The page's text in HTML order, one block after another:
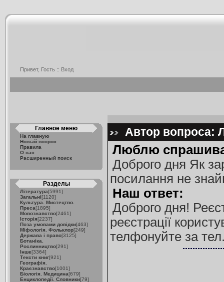
Привет, Гость :: Вход
Главное меню
На главную
Новый вопрос
Правила
О нас
Расширенный поиск
Разделы
Література[5991]
Загальні[1120]
Культура. Мистецтво.
Преса[1895]
Мовознавство[2461]
Історія[2237]
Поза умовами довідки[463]
Міфологія. Фольклор[249]
Держава і право[3125]
Ботаніка.
Рослинництво[291]
Інше[3364]
Тексти книг[921]
Географія.
Краєзнавство[1001]
Біологія. Медицина[679]
Енциклопедії. Словники[79]
Автор вопроса:
Люблю
Доброго дня Як
посилання не
Наш ответ:
Доброго дня!
реєстрації
телфонуйте за